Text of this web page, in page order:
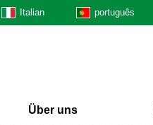
Italian português
Über uns